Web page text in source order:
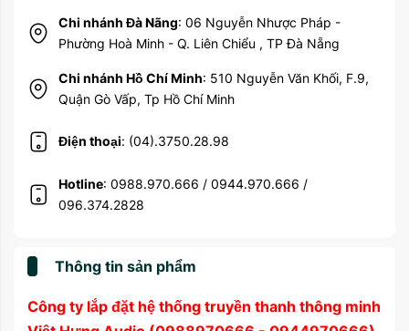
Chi nhánh Đà Nãng: 06 Nguyễn Nhược Pháp -
Phường Hoà Minh - Q. Liên Chiểu , TP Đà Nẵng
Chi nhánh Hồ Chí Minh: 510 Nguyễn Văn Khối, F.9,
Quận Gò Vấp, Tp Hồ Chí Minh
Điện thoại: (04).3750.28.98
Hotline: 0988.970.666 / 0944.970.666 /
096.374.2828
Thông tin sản phẩm
Công ty lắp đặt hệ thống truyền thanh thông minh